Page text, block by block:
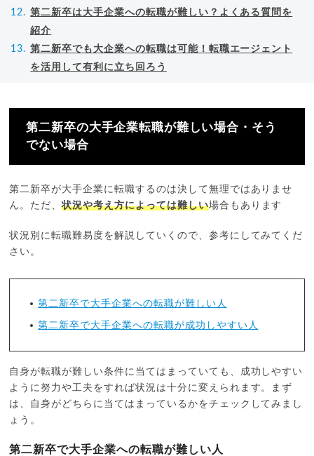
第二新卒は大手企業への転職が難しい？よくある質問を
紹介
第二新卒でも大企業への転職は可能！転職エージェント
を活用して有利に立ち回ろう
第二新卒の大手企業転職が難しい場合・そう
でない場合
第二新卒が大手企業に転職するのは決して無理ではありませ
ん。ただ、状況や考え方によっては難しい場合もあります
状況別に転職難易度を解説していくので、参考にしてみてくだ
さい。
第二新卒で大手企業への転職が難しい人
第二新卒で大手企業への転職が成功しやすい人
自身が転職が難しい条件に当てはまっていても、成功しやすい
ように努力や工夫をすれば状況は十分に変えられます。まず
は、自身がどちらに当てはまっているかをチェックしてみまし
ょう。
第二新卒で大手企業への転職が難しい人